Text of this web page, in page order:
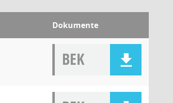
Dokumente
BEK